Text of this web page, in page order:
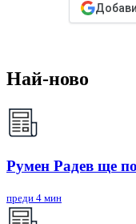
Най-ново
Румен Радев ще
преди 4 мин